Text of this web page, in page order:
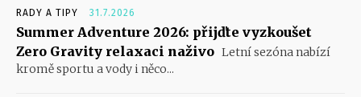
RADY A TIPY 31.7.2026
Summer Adventure 2026: přijďte vyzkoušet
Zero Gravity relaxaci naživo Letní sezóna nabízí
kromě sportu a vody i něco...